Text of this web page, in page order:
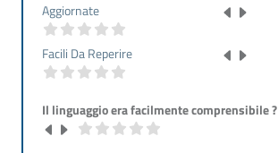
Aggiornate
Facili Da Reperire
Il linguaggio era facilmente comprensibile ?